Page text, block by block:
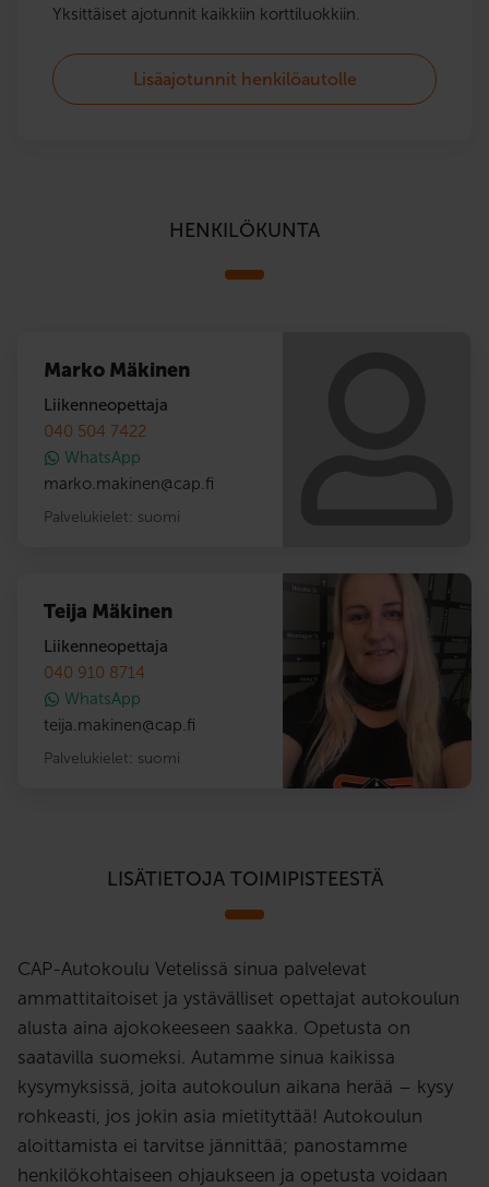
Yksittäiset ajotunnit kaikkiin korttiluokkiin.
Lisäajotunnit henkilöautolle
HENKILÖKUNTA
Marko Mäkinen
Liikenneopettaja
040 504 7422
WhatsApp
marko.makinen@cap.fi
Palvelukielet: suomi
Teija Mäkinen
Liikenneopettaja
040 910 8714
WhatsApp
teija.makinen@cap.fi
Palvelukielet: suomi
LISÄTIETOJA TOIMIPISTEESTÄ
CAP-Autokoulu Vetelissä sinua palvelevat
ammattitaitoiset ja ystävälliset opettajat autokoulun
alusta aina ajokokeeseen saakka. Opetusta on
saatavilla suomeksi. Autamme sinua kaikissa
kysymyksissä, joita autokoulun aikana herää – kysy
rohkeasti, jos jokin asia mietityttää! Autokoulun
aloittamista ei tarvitse jännittää; panostamme
henkilökohtaiseen ohjaukseen ja opetusta voidaan